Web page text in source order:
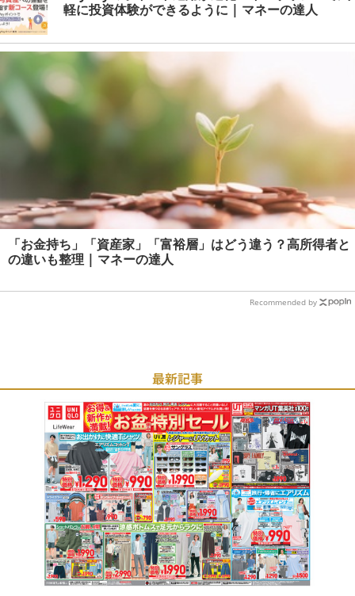
軽に投資体験ができるように | マネーの達人
「お金持ち」「資産家」「富裕層」はどう違う？高所得者と
の違いも整理 | マネーの達人
Recommended by
最新記事